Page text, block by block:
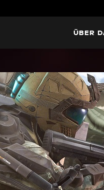
ÜBER